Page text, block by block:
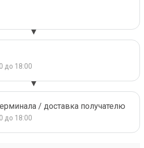
до 18:00
/ доставка получателю
до 18:00